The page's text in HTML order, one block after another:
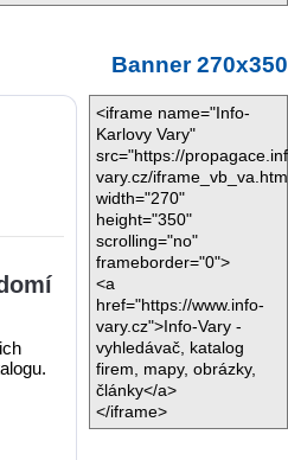
Banner 270x350
<iframe name="Info-
Karlovy Vary"
src="https://
vary.cz/
width="270"
height="350"
scrolling="no"
frameborder="0">
<a
href="https://www.info-
vary.cz">Info-Vary -
vyhledávač, katalog
firem, mapy, obrázky,
články</a>
</iframe>